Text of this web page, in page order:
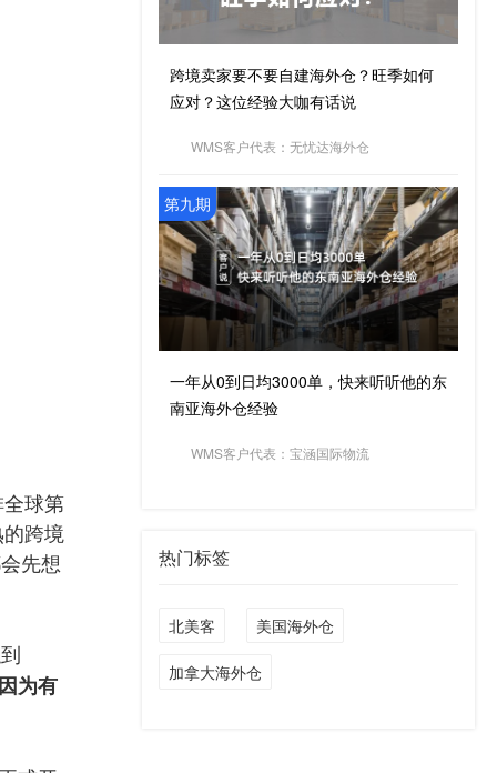
球第
跨境
先想
为有
跨境卖家要不要自建海外仓？旺季如何
应对？这位经验大咖有话说
WMS客户代表：无忧达海外仓
一年从0到日均3000单，快来听听他的东
南亚海外仓经验
WMS客户代表：宝涵国际物流
第九期
热门标签
北美客 美国海外仓
加拿大海外仓